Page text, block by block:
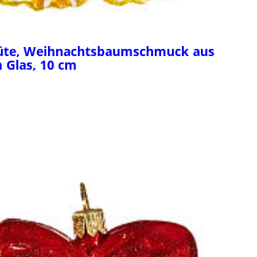
Weihnachtsbaumschmuck aus
10 cm